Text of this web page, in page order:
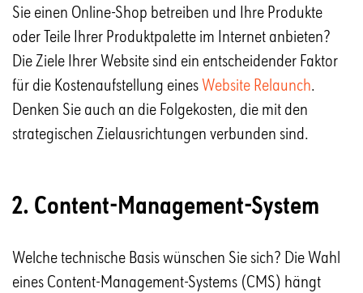
Sie einen Online-Shop betreiben und Ihre Produkte
oder Teile Ihrer Produktpalette im Internet anbieten?
Die Ziele Ihrer Website sind ein entscheidender Faktor
für die Kostenaufstellung einesWebsite Relaunch.
Denken Sie auch an die Folgekosten, die mit den
strategischen Zielausrichtungen verbunden sind.
2. Content-Management-System
Welche technische Basis wünschen Sie sich? Die Wahl
eines Content-Management-Systems (CMS) hängt